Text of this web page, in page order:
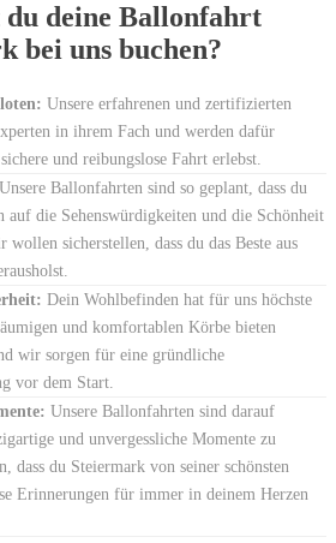
deine Ballonfahrt
bei uns buchen?
Unsere erfahrenen und zertifizierten
in ihrem Fach und werden dafür
und reibungslose Fahrt erlebst.
Unsere Ballonfahrten sind so geplant, dass du
auf die Sehenswürdigkeiten und die Schönheit
wollen sicherstellen, dass du das Beste aus
Dein Wohlbefinden hat für uns höchste
und komfortablen Körbe bieten
wir sorgen für eine gründliche
vor dem Start.
Unsere Ballonfahrten sind darauf
und unvergessliche Momente zu
dass du Steiermark von seiner schönsten
Erinnerungen für immer in deinem Herzen